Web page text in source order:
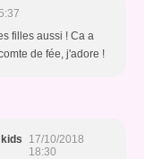
filles aussi ! Ca a
de fée, j'adore !
17/10/2018
18:30